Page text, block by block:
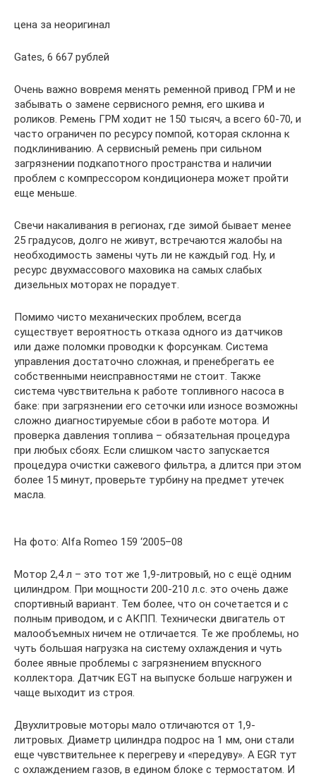
цена за неоригинал
Gates, 6 667 рублей
Очень важно вовремя менять ременной привод ГРМ и не
забывать о замене сервисного ремня, его шкива и
роликов. Ремень ГРМ ходит не 150 тысяч, а всего 60-70, и
часто ограничен по ресурсу помпой, которая склонна к
подклиниванию. А сервисный ремень при сильном
загрязнении подкапотного пространства и наличии
проблем с компрессором кондиционера может пройти
еще меньше.
Свечи накаливания в регионах, где зимой бывает менее
25 градусов, долго не живут, встречаются жалобы на
необходимость замены чуть ли не каждый год. Ну, и
ресурс двухмассового маховика на самых слабых
дизельных моторах не порадует.
Помимо чисто механических проблем, всегда
существует вероятность отказа одного из датчиков
или даже поломки проводки к форсункам. Система
управления достаточно сложная, и пренебрегать ее
собственными неисправностями не стоит. Также
система чувствительна к работе топливного насоса в
баке: при загрязнении его сеточки или износе возможны
сложно диагностируемые сбои в работе мотора. И
проверка давления топлива – обязательная процедура
при любых сбоях. Если слишком часто запускается
процедура очистки сажевого фильтра, а длится при этом
более 15 минут, проверьте турбину на предмет утечек
масла.
На фото: Alfa Romeo 159 ‘2005–08
Мотор 2,4 л – это тот же 1,9-литровый, но с ещё одним
цилиндром. При мощности 200-210 л.с. это очень даже
спортивный вариант. Тем более, что он сочетается и с
полным приводом, и с АКПП. Технически двигатель от
малообъемных ничем не отличается. Те же проблемы, но
чуть большая нагрузка на систему охлаждения и чуть
более явные проблемы с загрязнением впускного
коллектора. Датчик EGT на выпуске больше нагружен и
чаще выходит из строя.
Двухлитровые моторы мало отличаются от 1,9-
литровых. Диаметр цилиндра подрос на 1 мм, они стали
еще чувствительнее к перегреву и «передуву». А EGR тут
с охлаждением газов, в едином блоке с термостатом. И